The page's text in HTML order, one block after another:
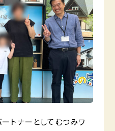
ートナーとしてむつみワ